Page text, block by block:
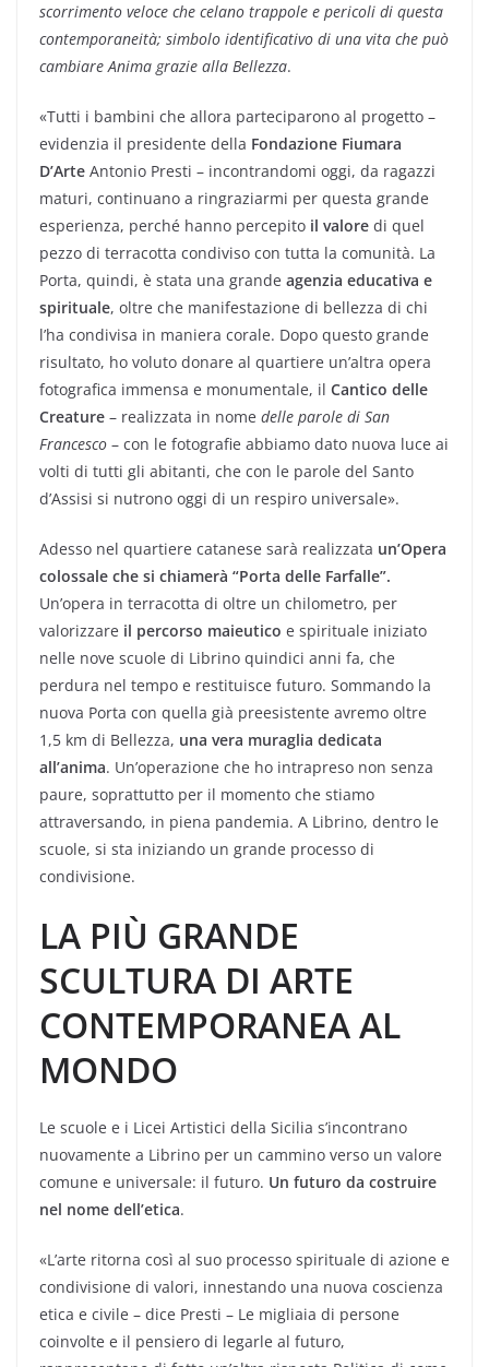
scorrimento veloce che celano trappole e pericoli di questa
contemporaneità; simbolo identificativo di una vita che può
cambiare Anima grazie alla Bellezza.
«Tutti i bambini che allora parteciparono al progetto –
evidenzia il presidente della Fondazione Fiumara
D’Arte Antonio Presti – incontrandomi oggi, da ragazzi
maturi, continuano a ringraziarmi per questa grande
esperienza, perché hanno percepito il valore di quel
pezzo di terracotta condiviso con tutta la comunità. La
Porta, quindi, è stata una grande agenzia educativa e
spirituale, oltre che manifestazione di bellezza di chi
l’ha condivisa in maniera corale. Dopo questo grande
risultato, ho voluto donare al quartiere un’altra opera
fotografica immensa e monumentale, il Cantico delle
Creature – realizzata in nome delle parole di San
Francesco – con le fotografie abbiamo dato nuova luce ai
volti di tutti gli abitanti, che con le parole del Santo
d’Assisi si nutrono oggi di un respiro universale».
Adesso nel quartiere catanese sarà realizzata un’Opera
colossale che si chiamerà “Porta delle Farfalle”.
Un’opera in terracotta di oltre un chilometro, per
valorizzare il percorso maieutico e spirituale iniziato
nelle nove scuole di Librino quindici anni fa, che
perdura nel tempo e restituisce futuro. Sommando la
nuova Porta con quella già preesistente avremo oltre
1,5 km di Bellezza, una vera muraglia dedicata
all’anima. Un’operazione che ho intrapreso non senza
paure, soprattutto per il momento che stiamo
attraversando, in piena pandemia. A Librino, dentro le
scuole, si sta iniziando un grande processo di
condivisione.
LA PIÙ GRANDE
SCULTURA DI ARTE
CONTEMPORANEA AL
MONDO
Le scuole e i Licei Artistici della Sicilia s’incontrano
nuovamente a Librino per un cammino verso un valore
comune e universale: il futuro. Un futuro da costruire
nel nome dell’etica.
«L’arte ritorna così al suo processo spirituale di azione e
condivisione di valori, innestando una nuova coscienza
etica e civile – dice Presti – Le migliaia di persone
coinvolte e il pensiero di legarle al futuro,